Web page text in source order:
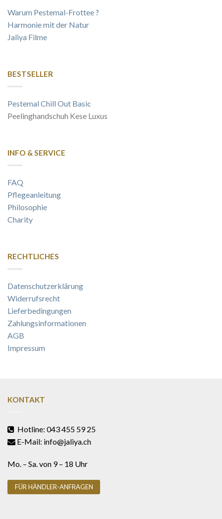
Warum Pestemal-Frottee ?
Harmonie mit der Natur
Jaliya Filme
BESTSELLER
Pestemal Chill Out Basic
Peelinghandschuh Kese Luxus
INFO & SERVICE
FAQ
Pflegeanleitung
Philosophie
Charity
RECHTLICHES
Datenschutzerklärung
Widerrufsrecht
Lieferbedingungen
Zahlungsinformationen
AGB
Impressum
KONTAKT
Hotline: 043 455 59 25
E-Mail: info@jaliya.ch
Mo. – Sa. von 9 – 18 Uhr
FÜR HÄNDLER-ANFRAGEN